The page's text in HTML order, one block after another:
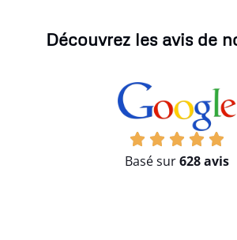
Découvrez les avis de
Basé sur628 avis